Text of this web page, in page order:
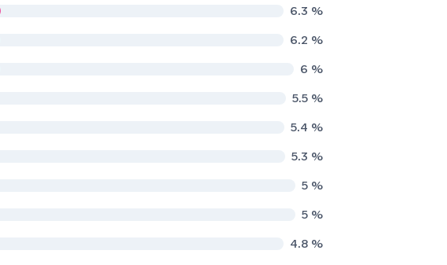
6.3 %
6.2 %
6 %
5.5 %
5.4 %
5.3 %
5 %
5 %
4.8 %